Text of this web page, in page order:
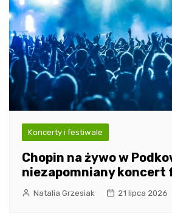
Koncerty i festiwale
Chopin na żywo w
niezapomniany koncert
Natalia Grzesiak 21 lipca 2026